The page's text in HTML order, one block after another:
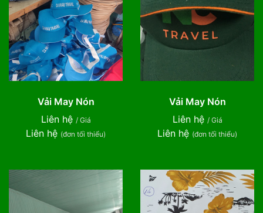
Vải May Nón
Liên hệ / Giá
Liên hệ (đơn tối thiểu)
Vải May Nón
Liên hệ / Giá
Liên hệ (đơn tối thiểu)